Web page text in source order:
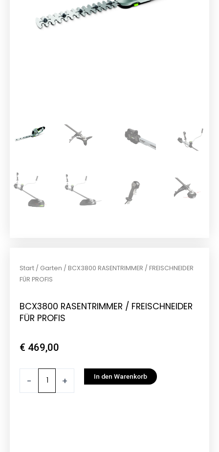
Start / Garten / BCX3800 RASENTRIMMER / FREISCHNEIDER
FÜR PROFIS
BCX3800 RASENTRIMMER / FREISCHNEIDER
FÜR PROFIS
€ 469,00
- + In den Warenkorb